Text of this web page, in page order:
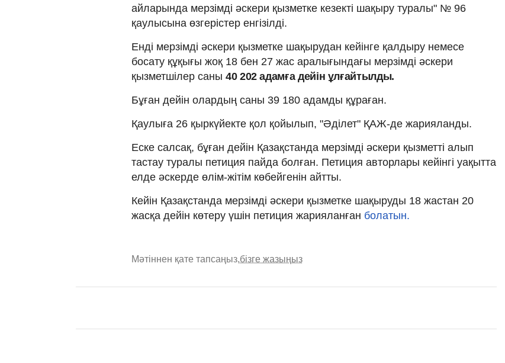
айларында мерзімді әскери қызметке кезекті шақыру туралы" № 96
қаулысына өзгерістер енгізілді.
Енді мерзімді әскери қызметке шақырудан кейінге қалдыру немесе
босату құқығы жоқ 18 бен 27 жас аралығындағы мерзімді әскери
қызметшілер саны 40 202 адамға дейін ұлғайтылды.
Бұған дейін олардың саны 39 180 адамды құраған.
Қаулыға 26 қыркүйекте қол қойылып, "Әділет" ҚАЖ-де жарияланды.
Еске салсақ, бұған дейін Қазақстанда мерзімді әскери қызметті алып
тастау туралы петиция пайда болған. Петиция авторлары кейінгі уақытта
елде әскерде өлім-жітім көбейгенін айтты.
Кейін Қазақстанда мерзімді әскери қызметке шақыруды 18 жастан 20
жасқа дейін көтеру үшін петиция жарияланған болатын.
Мәтіннен қате тапсаңыз,бізге жазыңыз